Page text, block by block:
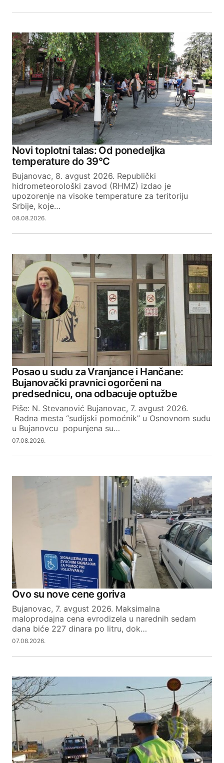
Novi toplotni talas: Od ponedeljka
temperature do 39°C
Bujanovac, 8. avgust 2026. Republički
hidrometeorološki zavod (RHMZ) izdao je
upozorenje na visoke temperature za teritoriju
Srbije, koje…
08.08.2026.
Posao u sudu za Vranjance i Hančane:
Bujanovački pravnici ogorčeni na
predsednicu, ona odbacuje optužbe
Piše: N. Stevanović Bujanovac, 7. avgust 2026.
Radna mesta “sudijski pomoćnik” u Osnovnom sudu
u Bujanovcu popunjena su…
07.08.2026.
Ovo su nove cene goriva
Bujanovac, 7. avgust 2026. Maksimalna
maloprodajna cena evrodizela u narednih sedam
dana biće 227 dinara po litru, dok…
07.08.2026.